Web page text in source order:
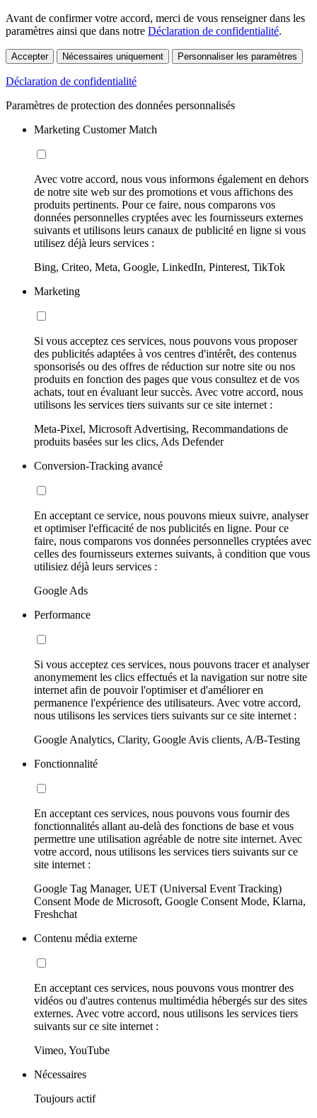
Avant de confirmer votre accord, merci de vous renseigner dans les
paramètres ainsi que dans notre Déclaration de confidentialité.
Accepter Nécessaires uniquement Personnaliser les paramètres
Déclaration de confidentialité
Paramètres de protection des données personnalisés
Marketing Customer Match
Avec votre accord, nous vous informons également en dehors
de notre site web sur des promotions et vous affichons des
produits pertinents. Pour ce faire, nous comparons vos
données personnelles cryptées avec les fournisseurs externes
suivants et utilisons leurs canaux de publicité en ligne si vous
utilisez déjà leurs services :
Bing, Criteo, Meta, Google, LinkedIn, Pinterest, TikTok
Marketing
Si vous acceptez ces services, nous pouvons vous proposer
des publicités adaptées à vos centres d'intérêt, des contenus
sponsorisés ou des offres de réduction sur notre site ou nos
produits en fonction des pages que vous consultez et de vos
achats, tout en évaluant leur succès. Avec votre accord, nous
utilisons les services tiers suivants sur ce site internet :
Meta-Pixel, Microsoft Advertising, Recommandations de
produits basées sur les clics, Ads Defender
Conversion-Tracking avancé
En acceptant ce service, nous pouvons mieux suivre, analyser
et optimiser l'efficacité de nos publicités en ligne. Pour ce
faire, nous comparons vos données personnelles cryptées avec
celles des fournisseurs externes suivants, à condition que vous
utilisiez déjà leurs services :
Google Ads
Performance
Si vous acceptez ces services, nous pouvons tracer et analyser
anonymement les clics effectués et la navigation sur notre site
internet afin de pouvoir l'optimiser et d'améliorer en
permanence l'expérience des utilisateurs. Avec votre accord,
nous utilisons les services tiers suivants sur ce site internet :
Google Analytics, Clarity, Google Avis clients, A/B-Testing
Fonctionnalité
En acceptant ces services, nous pouvons vous fournir des
fonctionnalités allant au-delà des fonctions de base et vous
permettre une utilisation agréable de notre site internet. Avec
votre accord, nous utilisons les services tiers suivants sur ce
site internet :
Google Tag Manager, UET (Universal Event Tracking)
Consent Mode de Microsoft, Google Consent Mode, Klarna,
Freshchat
Contenu média externe
En acceptant ces services, nous pouvons vous montrer des
vidéos ou d'autres contenus multimédia hébergés sur des sites
externes. Avec votre accord, nous utilisons les services tiers
suivants sur ce site internet :
Vimeo, YouTube
Nécessaires
Toujours actif